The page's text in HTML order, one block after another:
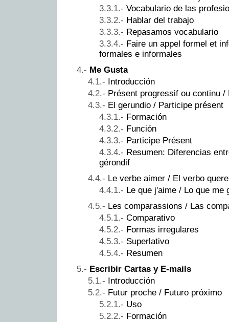
Vocabulario de las
Hablar del trabajo
Repasamos vocabulario
Faire un appel formel et
formales e informales
Me Gusta
Introducción
Présent progressif ou continu /
El gerundio / Participe présent
Formación
Función
Participe Présent
Resumen: Diferencias
gérondif
Le verbe aimer / El verbo
Le que j'aime / Lo que me
Les comparassions / Las
Comparativo
Formas irregulares
Superlativo
Resumen
Escribir Cartas y E-mails
Introducción
Futur proche / Futuro próximo
Uso
Formación